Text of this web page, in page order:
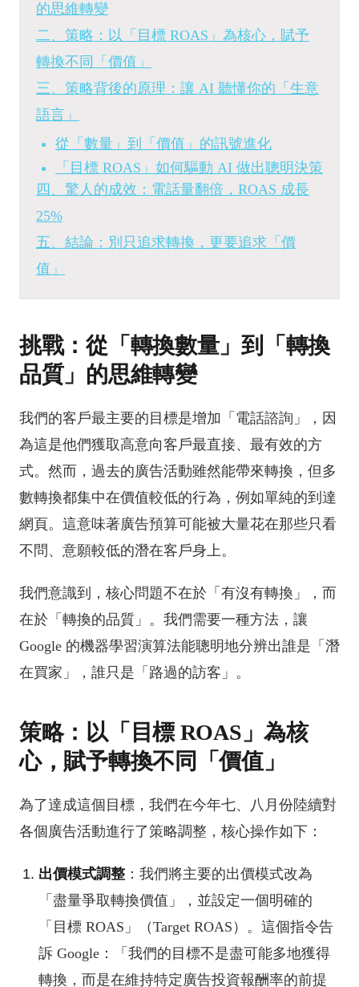
的思維轉變
二、策略：以「目標 ROAS」為核心，賦予
轉換不同「價值」
三、策略背後的原理：讓 AI 聽懂你的「生意
語言」
從「數量」到「價值」的訊號進化
「目標 ROAS」如何驅動 AI 做出聰明決策
四、驚人的成效：電話量翻倍，ROAS 成長
25%
五、結論：別只追求轉換，更要追求「價
值」
挑戰：從「轉換數量」到「轉換
品質」的思維轉變
我們的客戶最主要的目標是增加「電話諮詢」，因
為這是他們獲取高意向客戶最直接、最有效的方
式。然而，過去的廣告活動雖然能帶來轉換，但多
數轉換都集中在價值較低的行為，例如單純的到達
網頁。這意味著廣告預算可能被大量花在那些只看
不問、意願較低的潛在客戶身上。
我們意識到，核心問題不在於「有沒有轉換」，而
在於「轉換的品質」。我們需要一種方法，讓
Google 的機器學習演算法能聰明地分辨出誰是「潛
在買家」，誰只是「路過的訪客」。
策略：以「目標 ROAS」為核
心，賦予轉換不同「價值」
為了達成這個目標，我們在今年七、八月份陸續對
各個廣告活動進行了策略調整，核心操作如下：
出價模式調整 ：我們將主要的出價模式改為
「盡量爭取轉換價值」，並設定一個明確的
「目標 ROAS」（Target ROAS）。這個指令告
訴 Google：「我們的目標不是盡可能多地獲得
轉換，而是在維持特定廣告投資報酬率的前提